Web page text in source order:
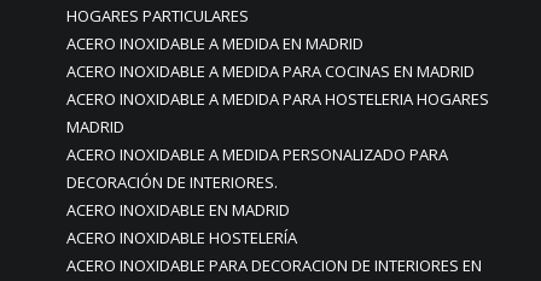
HOGARES PARTICULARES
ACERO INOXIDABLE A MEDIDA EN MADRID
ACERO INOXIDABLE A MEDIDA PARA COCINAS EN MADRID
ACERO INOXIDABLE A MEDIDA PARA HOSTELERIA HOGARES
MADRID
ACERO INOXIDABLE A MEDIDA PERSONALIZADO PARA
DECORACIÓN DE INTERIORES.
ACERO INOXIDABLE EN MADRID
ACERO INOXIDABLE HOSTELERÍA
ACERO INOXIDABLE PARA DECORACION DE INTERIORES EN